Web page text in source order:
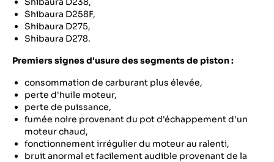
Shibaura D258F,
Shibaura D275,
Shibaura D278.
Premiers signes d'usure des segments de piston :
consommation de carburant plus élevée,
perte d'huile moteur,
perte de puissance,
fumée noire provenant du pot d'échappement d'un
moteur chaud,
fonctionnement irrégulier du moteur au ralenti,
bruit anormal et facilement audible provenant de la